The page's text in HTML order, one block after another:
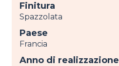
Finitura
Spazzolata
Paese
Francia
Anno di realizzazione